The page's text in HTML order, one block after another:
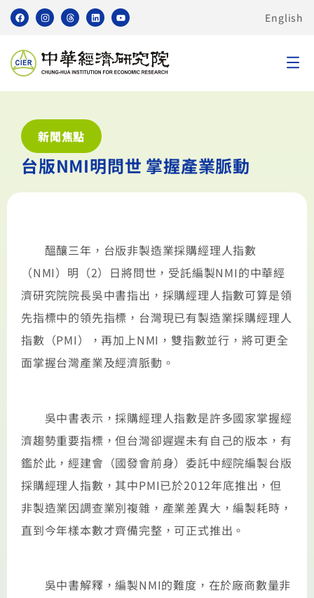
English
新聞焦點
台版NMI明問世 掌握產業脈動
醞釀三年，台版非製造業採購經理人指數
（NMI）明（2）日將問世，受託編製NMI的中華經
濟研究院院長吳中書指出，採購經理人指數可算是領
先指標中的領先指標，台灣現已有製造業採購經理人
指數（PMI），再加上NMI，雙指數並行，將可更全
面掌握台灣產業及經濟脈動。
吳中書表示，採購經理人指數是許多國家掌握經
濟趨勢重要指標，但台灣卻遲遲未有自己的版本，有
鑑於此，經建會（國發會前身）委託中經院編製台版
採購經理人指數，其中PMI已於2012年底推出，但
非製造業因調查業別複雜，產業差異大，編製耗時，
直到今年樣本數才齊備完整，可正式推出。
吳中書解釋，編製NMI的難度，在於廠商數量非